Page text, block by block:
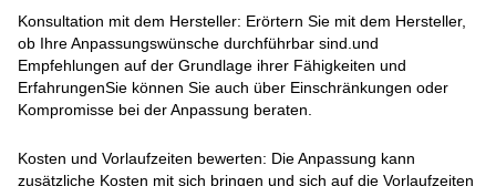
Konsultation mit dem Hersteller: Erörtern Sie mit dem Hersteller,
ob Ihre Anpassungswünsche durchführbar sind.und
Empfehlungen auf der Grundlage ihrer Fähigkeiten und
ErfahrungenSie können Sie auch über Einschränkungen oder
Kompromisse bei der Anpassung beraten.
Kosten und Vorlaufzeiten bewerten: Die Anpassung kann
zusätzliche Kosten mit sich bringen und sich auf die Vorlaufzeiten